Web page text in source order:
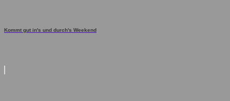
Kommt gut in's und durch's Weekend